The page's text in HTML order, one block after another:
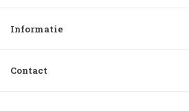
Informatie
Contact